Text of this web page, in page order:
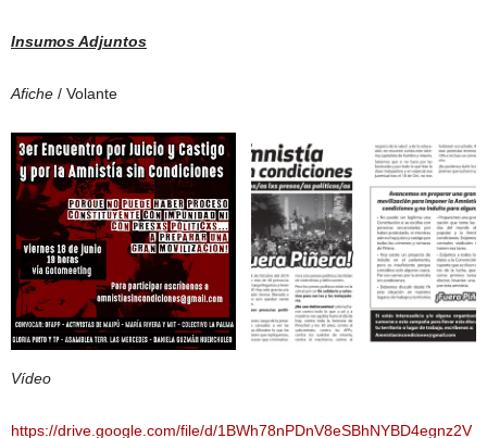
Insumos Adjuntos
Afiche / Volante
Vídeo
https://drive.google.com/file/d/1BWh78nPDnV8eSBhNYBD4egnz2V